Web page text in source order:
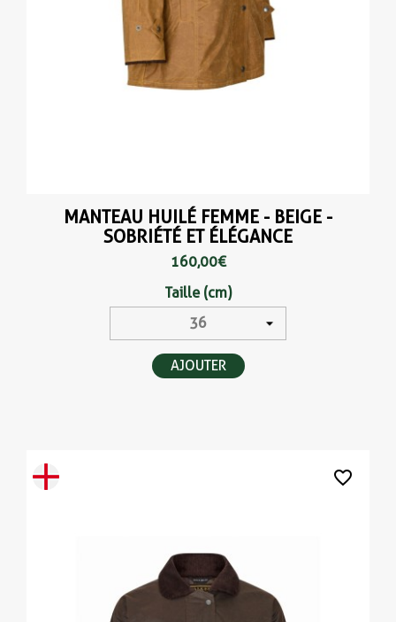
MANTEAU HUILÉ FEMME - BEIGE -
SOBRIÉTÉ ET ÉLÉGANCE
160,00 €
Taille (cm)
AJOUTER
favorite_border